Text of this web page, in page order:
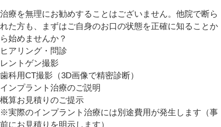
治療を無理にお勧めすることはございません。他院で断ら
れた方も、まずはご自身のお口の状態を正確に知ることか
ら始めませんか？
ヒアリング・問診
レントゲン撮影
歯科用CT撮影（3D画像で精密診断）
インプラント治療のご説明
概算お見積りのご提示
※実際のインプラント治療には別途費用が発生します（事
前にお見積りを明示します）